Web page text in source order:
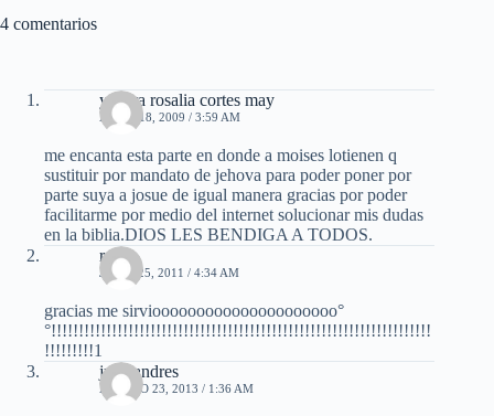
4 comentarios
yajaira rosalia cortes may
ABRIL 18, 2009 / 3:59 AM
me encanta esta parte en donde a moises lotienen q
sustituir por mandato de jehova para poder poner por
parte suya a josue de igual manera gracias por poder
facilitarme por medio del internet solucionar mis dudas
en la biblia.DIOS LES BENDIGA A TODOS.
rafa
JUNIO 25, 2011 / 4:34 AM
gracias me sirviooooooooooooooooooooo°
°!!!!!!!!!!!!!!!!!!!!!!!!!!!!!!!!!!!!!!!!!!!!!!!!!!!!!!!!!!!!!!!!!!!!!
!!!!!!!!!1
juan andres
AGOSTO 23, 2013 / 1:36 AM